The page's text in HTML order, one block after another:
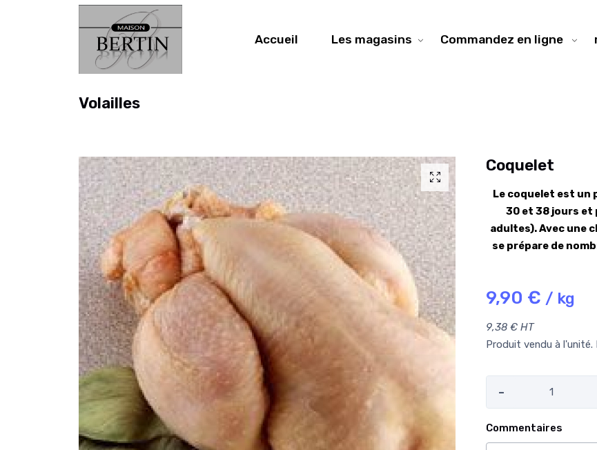
Accueil Les magasins Commandez en ligne
Volailles
Coquelet
Le coquelet est un
30 et 38 jours et
adultes). Avec une
se prépare de
9,90 € / kg
9,38 € HT
Produit vendu à
-
Commentaires